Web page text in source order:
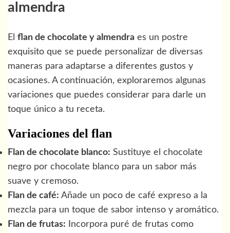
almendra
El flan de chocolate y almendra es un postre
exquisito que se puede personalizar de diversas
maneras para adaptarse a diferentes gustos y
ocasiones. A continuación, exploraremos algunas
variaciones que puedes considerar para darle un
toque único a tu receta.
Variaciones del flan
Flan de chocolate blanco: Sustituye el chocolate
negro por chocolate blanco para un sabor más
suave y cremoso.
Flan de café: Añade un poco de café expreso a la
mezcla para un toque de sabor intenso y aromático.
Flan de frutas: Incorpora puré de frutas como